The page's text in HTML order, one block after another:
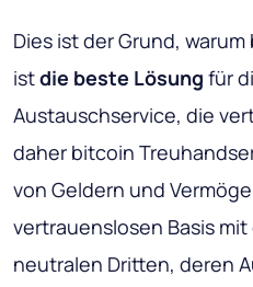
Dies ist der Grund,
istdie beste Lösung für
Austauschservice, die
daher bitcoin
von Geldern und
vertrauenslosen Basis
neutralen Dritten, deren